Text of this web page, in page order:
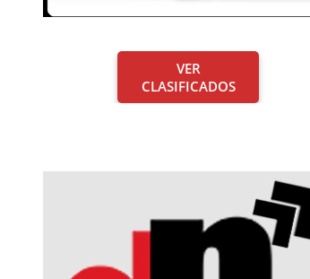
VER
CLASIFICADOS